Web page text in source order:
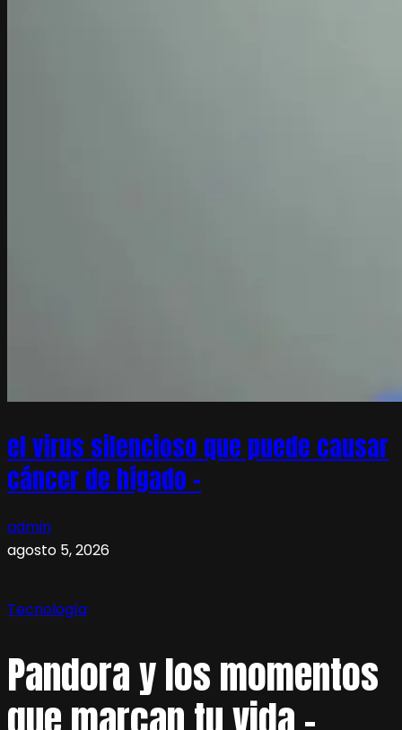
el virus silencioso que puede causar
cáncer de hígado –
admin
agosto 5, 2026
Tecnología
Pandora y los momentos